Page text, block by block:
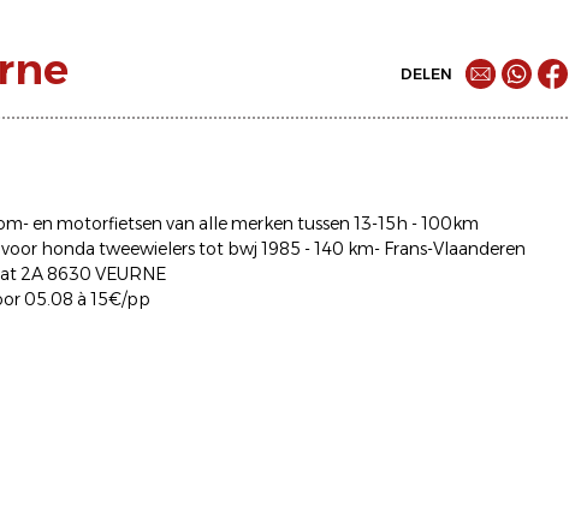
DELEN
en motorfietsen van alle merken tussen 13-15h - 100km
honda tweewielers tot bwj 1985 - 140 km- Frans-Vlaanderen
2A 8630 VEURNE
05.08 à 15€/pp